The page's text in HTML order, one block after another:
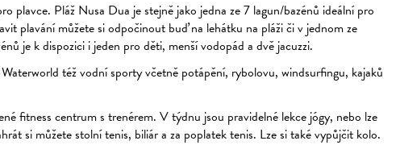
plavce. Pláž Nusa Dua je stejně jako jedna ze 7 lagun/bazénů ideální pro
plavání můžete si odpočinout buď na lehátku na pláži či v jednom ze
je k dispozici i jeden pro děti, menší vodopád a dvě jacuzzi.
též vodní sporty včetně potápění, rybolovu, windsurfingu, kajaků
fitness centrum s trenérem. V týdnu jsou pravidelné lekce jógy, nebo lze
si můžete stolní tenis, biliár a za poplatek tenis. Lze si také vypůjčit kolo.